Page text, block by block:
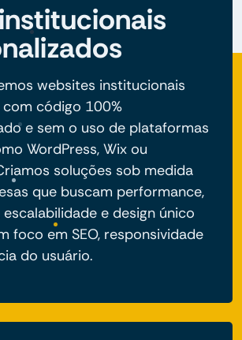
websites institucionais
com código 100%
e sem o uso de plataformas
WordPress, Wix ou
soluções sob medida
que buscam performance,
escalabilidade e design único
foco em SEO, responsividade
do usuário.